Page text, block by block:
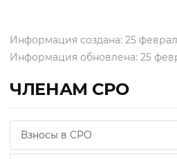
Информация создана: 25
Информация обновлена: 25
ЧЛЕНАМ СРО
Взносы в СРО